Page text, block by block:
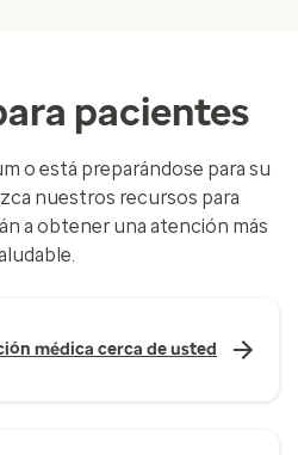
pacientes
o está preparándose para su
nuestros recursos para
a obtener una atención más
médica cerca de usted